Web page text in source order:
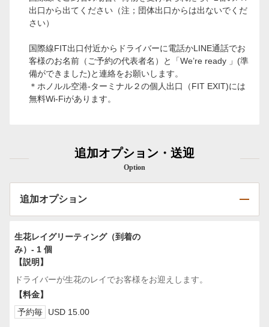
出口から出てください（注；団体出口からは出ないでくだ
さい）
国際線FIT出口付近からドライバーに電話かLINE通話でお
客様のお名前（ご予約の代表者名）と「We’re ready 」(準
備ができました)と連絡をお願いします。
＊ホノルル空港-ターミナル２の個人出口（FIT EXIT)には
無料Wi-Fiがあります。
追加オプション・送迎
Option
追加オプション
生花レイグリーティング（到着の
み）- 1 個
【説明】
ドライバーが生花のレイでお客様をお迎えします。
【料金】
予約毎
USD 15.00